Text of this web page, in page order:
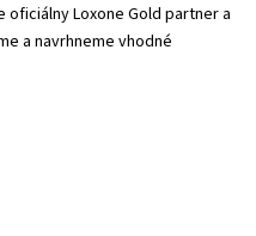
oficiálny Loxone Gold partner a
a navrhneme vhodné